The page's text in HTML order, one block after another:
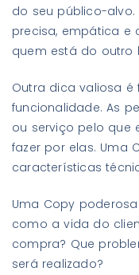
do seu público-
precisa, empática e
quem está do outro
Outra dica valiosa
funcionalidade. As
ou serviço pelo que
fazer por elas. Uma
características
Uma Copy
como a vida do
compra? Que
será realizado?